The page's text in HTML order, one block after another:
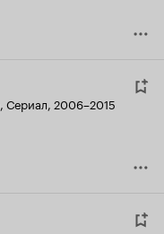
, Сериал, 2006–2015